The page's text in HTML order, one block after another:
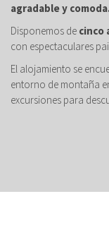
agradable y
Disponemos de cinco
con espectaculares
El alojamiento se
entorno de montaña
excursiones para